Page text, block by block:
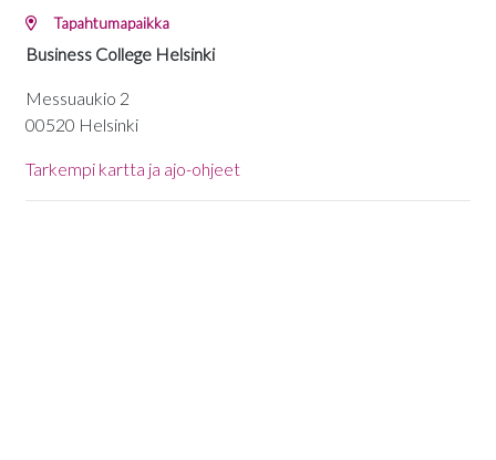
Tapahtumapaikka
Business College Helsinki
Messuaukio 2
00520 Helsinki
Tarkempi kartta ja ajo-ohjeet